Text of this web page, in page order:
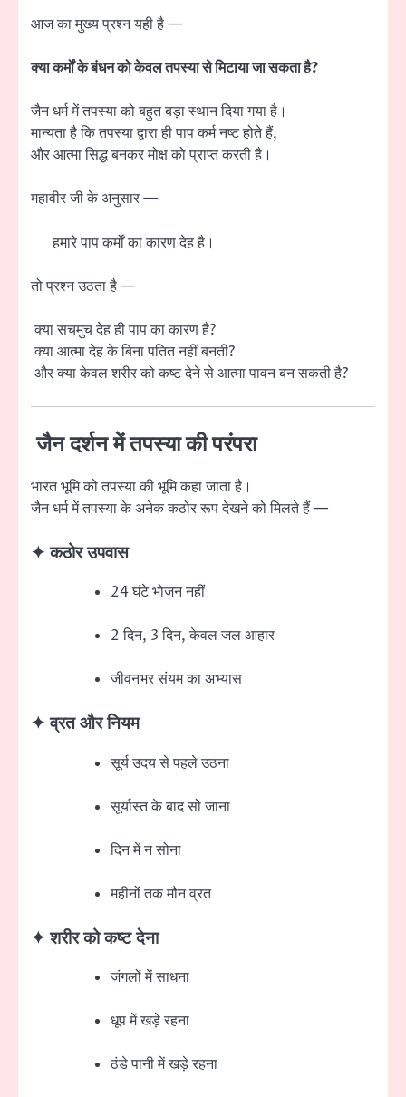
आज का मुख्य प्रश्न यही है —
क्या कर्मों के बंधन को केवल तपस्या से मिटाया जा सकता है?
जैन धर्म में तपस्या को बहुत बड़ा स्थान दिया गया है।
मान्यता है कि तपस्या द्वारा ही पाप कर्म नष्ट होते हैं,
और आत्मा सिद्ध बनकर मोक्ष को प्राप्त करती है।
महावीर जी के अनुसार —
हमारे पाप कर्मों का कारण देह है।
तो प्रश्न उठता है —
क्या सचमुच देह ही पाप का कारण है?
क्या आत्मा देह के बिना पतित नहीं बनती?
और क्या केवल शरीर को कष्ट देने से आत्मा पावन बन सकती है?
जैन दर्शन में तपस्या की परंपरा
भारत भूमि को तपस्या की भूमि कहा जाता है।
जैन धर्म में तपस्या के अनेक कठोर रूप देखने को मिलते हैं —
✦ कठोर उपवास
24 घंटे भोजन नहीं
2 दिन, 3 दिन, केवल जल आहार
जीवनभर संयम का अभ्यास
✦ व्रत और नियम
सूर्य उदय से पहले उठना
सूर्यास्त के बाद सो जाना
दिन में न सोना
महीनों तक मौन व्रत
✦ शरीर को कष्ट देना
जंगलों में साधना
धूप में खड़े रहना
ठंडे पानी में खड़े रहना